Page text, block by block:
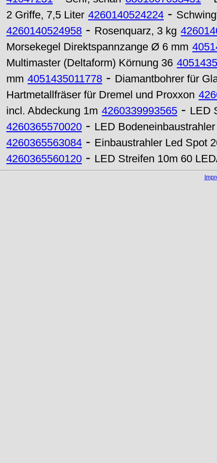
2 Griffe, 7,5 Liter 4260140524224 -
4260140524958 - Rosenquarz, 3 kg
Morsekegel Direktspannzange Ø 6 mm
Multimaster (Deltaform) Körnung 36
mm 4051435011778 - Diamantbohrer für
Hartmetallfräser für Dremel und Proxxon
incl. Abdeckung 1m 4260339993565 - LED
4260365570020 - LED
4260365563084 - Einbaustrahler Led Spot
4260365560120 - LED Streifen 10m 60